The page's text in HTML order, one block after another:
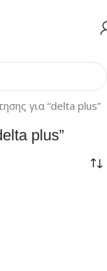
για “delta plus”
plus”